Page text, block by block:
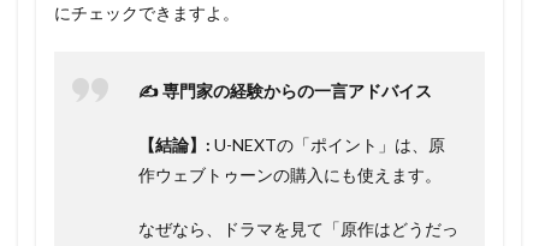
にチェックできますよ。
✍️ 専門家の経験からの一言アドバイス
【結論】: U-NEXTの「ポイント」は、原
作ウェブトゥーンの購入にも使えます。
なぜなら、ドラマを見て「原作はどうだっ